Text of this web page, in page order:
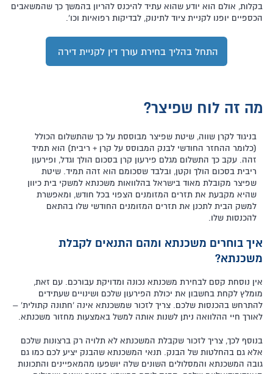
בקלות, אולם הוא יודע שהוא עתיד להיכנס להריון בהמשך כך שהמשאבים
הכספיים יופנו לקניית ציוד לתינוק, לבדיקות רפואיות וכו'.
התחל בהליך בחירת עורך דין לקניית דירה
מה זה לוח שפיצר?
בניגוד לקרן שווה, שיטת שפיצר מבוססת על כך שהתשלום הכולל
(כלומר ההחזר החודשי לבנק המבוסס על קרן + ריבית) הוא תמיד
זהה. עקב כך התשלום מגלם פירעון קרן בסכום הולך וגדל, ופירעון
ריבית בסכום הולך וקטן, ובלבד שסכומם הוא זהה תמיד. שיטת
שפיצר מקובלת מאוד בישראל בהלוואות משכנתא למשקי בית כיוון
שהיא מקבעת את תזרים המזומנים הצפוי בכל חודש, ומאפשרת
למשק הבית לתכנן את תזרים המזומנים החודשי שלו בהתאם
להכנסות שלו.
איך בוחרים משכנתא ומהם התנאים לקבלת
משכנתא?
אין נוסחת קסם לבחירת משכנתא נכונה ומדויקת עבורכם. עם זאת,
מומלץ לקחת בחשבון את יכולת הפירעון שלכם ושינויים שעתידים
להתרחש בהכנסות שלכם. צריך לזכור שמשכנתא אינה 'חתונה קתולית' –
לאורך חיי ההלוואה ניתן לשנות אותה למשל באמצעות מחזור משכנתא.
בנוסף לכך, צריך לזכור שקבלת המשכנתא לא תלויה רק ברצונות שלכם
אלא גם בהחלטות של הבנק. תנאי המשכנתא שהבנק יציע לכם כמו גם
גובה המשכנתא והמסלולים השונים שלה יושפעו מהמאפיינים והתכונות